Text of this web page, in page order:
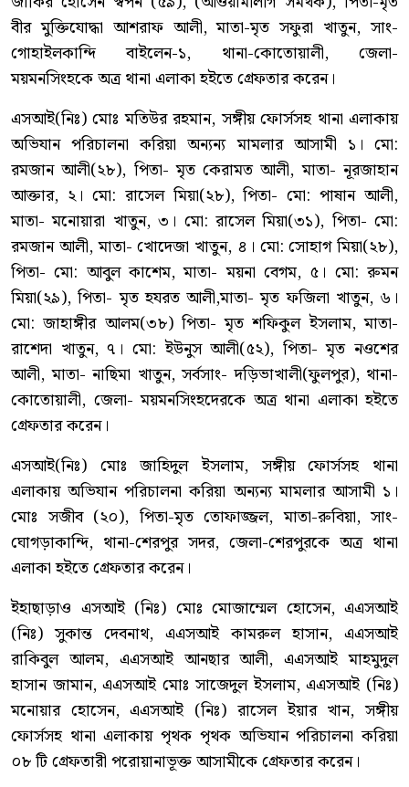
বীর মুক্তিযোদ্ধা আশরাফ আলী, মাতা-মৃত সফুরা খাতুন, সাং-
গোহাইলকান্দি বাইলেন-১, থানা-কোতোয়ালী, জেলা-
ময়মনসিংহকে অত্র থানা এলাকা হইতে গ্রেফতার করেন।
এসআই(নিঃ) মোঃ মতিউর রহমান, সঙ্গীয় ফোর্সসহ থানা এলাকায়
অভিযান পরিচালনা করিয়া অন্যন্য মামলার আসামী ১। মো:
রমজান আলী(২৮), পিতা- মৃত কেরামত আলী, মাতা- নূরজাহান
আক্তার, ২। মো: রাসেল মিয়া(২৮), পিতা- মো: পাষান আলী,
মাতা- মনোয়ারা খাতুন, ৩। মো: রাসেল মিয়া(৩১), পিতা- মো:
রমজান আলী, মাতা- খোদেজা খাতুন, ৪। মো: সোহাগ মিয়া(২৮),
পিতা- মো: আবুল কাশেম, মাতা- ময়না বেগম, ৫। মো: রুমন
মিয়া(২৯), পিতা- মৃত হযরত আলী,মাতা- মৃত ফজিলা খাতুন, ৬।
মো: জাহাঙ্গীর আলম(৩৮) পিতা- মৃত শফিকুল ইসলাম, মাতা-
রাশেদা খাতুন, ৭। মো: ইউনুস আলী(৫২), পিতা- মৃত নওশের
আলী, মাতা- নাছিমা খাতুন, সর্বসাং- দড়িভাখালী(ফুলপুর), থানা-
কোতোয়ালী, জেলা- ময়মনসিংহদেরকে অত্র থানা এলাকা হইতে
গ্রেফতার করেন।
এসআই(নিঃ) মোঃ জাহিদুল ইসলাম, সঙ্গীয় ফোর্সসহ থানা
এলাকায় অভিযান পরিচালনা করিয়া অন্যন্য মামলার আসামী ১।
মোঃ সজীব (২০), পিতা-মৃত তোফাজ্জল, মাতা-রুবিয়া, সাং-
ঘোগড়াকান্দি, থানা-শেরপুর সদর, জেলা-শেরপুরকে অত্র থানা
এলাকা হইতে গ্রেফতার করেন।
ইহাছাড়াও এসআই (নিঃ) মোঃ মোজাম্মেল হোসেন, এএসআই
(নিঃ) সুকান্ত দেবনাথ, এএসআই কামরুল হাসান, এএসআই
রাকিবুল আলম, এএসআই আনছার আলী, এএসআই মাহমুদুল
হাসান জামান, এএসআই মোঃ সাজেদুল ইসলাম, এএসআই (নিঃ)
মনোয়ার হোসেন, এএসআই (নিঃ) রাসেল ইয়ার খান, সঙ্গীয়
ফোর্সসহ থানা এলাকায় পৃথক পৃথক অভিযান পরিচালনা করিয়া
০৮ টি গ্রেফতারী পরোয়ানাভূক্ত আসামীকে গ্রেফতার করেন।